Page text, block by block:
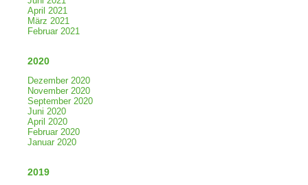
April 2021
März 2021
Februar 2021
2020
Dezember 2020
November 2020
September 2020
Juni 2020
April 2020
Februar 2020
Januar 2020
2019